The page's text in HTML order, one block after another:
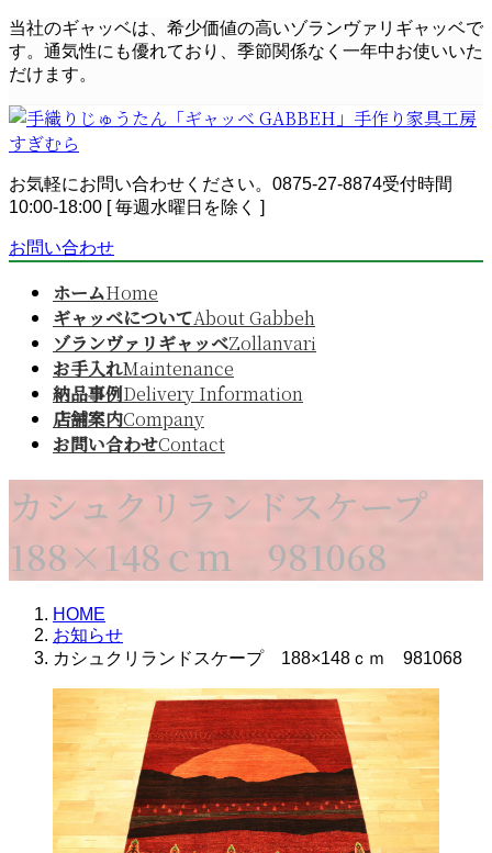
コ
ン
テ
ツ
へ
キ
ッ
ナ
ビ
ゲ
シ
ョ
に
移
当社のギャッベは、希少価値の高いゾランヴァリギャッベで
す。通気性にも優れており、季節関係なく一年中お使いいた
だけます。
お気軽にお問い合わせください。 0875-27-8874受付時間
10:00-18:00 [ 毎週水曜日を除く ]
お問い合わせ
ホームHome
ギャッベについてAbout Gabbeh
ゾランヴァリギャッベZollanvari
お手入れMaintenance
納品事例Delivery Information
店舗案内Company
お問い合わせContact
カシュクリランドスケープ
188×148ｃｍ 981068
HOME
お知らせ
カシュクリランドスケープ 188×148ｃｍ 981068